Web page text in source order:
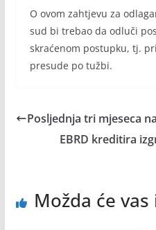
O ovom zahtjevu za
sud bi trebao da odluči
skraćenom postupku, tj.
presude po tužbi.
Posljednja tri mjeseca
EBRD kreditira
Možda će